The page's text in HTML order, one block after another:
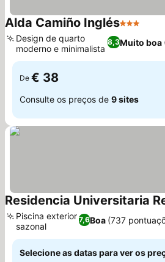
Alda Camiño Inglés3 Estrelas
8,3Muito boa
Design de quarto
moderno e minimalista
De € 38
Consulte os preços de 9 sites
Residencia Universitaria
7,6Boa (737
Piscina exterior
sazonal
Selecione as datas para ver os